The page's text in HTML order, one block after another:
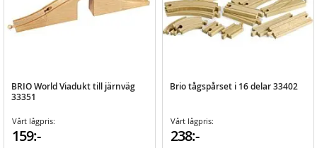
BRIO World Viadukt till järnväg
33351
Vårt lågpris:
159:-
Brio tågspårset i 16 delar 33402
Vårt lågpris:
238:-